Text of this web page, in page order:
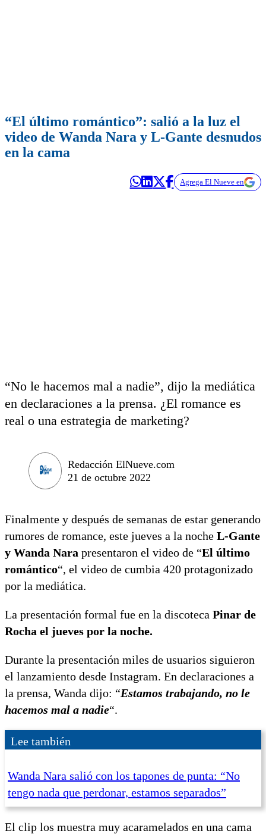
“El último romántico”: salió a la luz el
video de Wanda Nara y L-Gante desnudos
en la cama
Agrega El Nueve en
“No le hacemos mal a nadie”, dijo la mediática
en declaraciones a la prensa. ¿El romance es
real o una estrategia de marketing?
Redacción ElNueve.com
21 de octubre 2022
Finalmente y después de semanas de estar generando
rumores de romance, este jueves a la noche L-Gante
y Wanda Nara presentaron el video de “El último
romántico“, el video de cumbia 420 protagonizado
por la mediática.
La presentación formal fue en la discoteca Pinar de
Rocha el jueves por la noche.
Durante la presentación miles de usuarios siguieron
el lanzamiento desde Instagram. En declaraciones a
la prensa, Wanda dijo: “Estamos trabajando, no le
hacemos mal a nadie“.
Lee también
Wanda Nara salió con los tapones de punta: “No
tengo nada que perdonar, estamos separados”
El clip los muestra muy acaramelados en una cama